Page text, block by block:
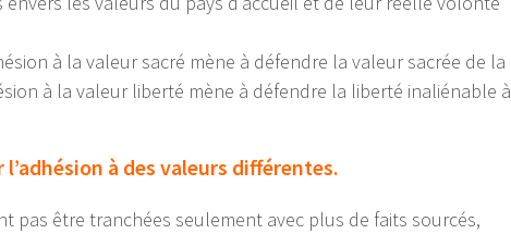
à la valeur sacré mène à défendre la valeur sacrée de la
à la valeur liberté mène à défendre la liberté inaliénable à
à des valeurs différentes.
pas être tranchées seulement avec plus de faits sourcés,